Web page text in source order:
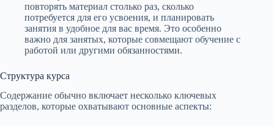
повторять материал столько раз, сколько
потребуется для его усвоения, и планировать
занятия в удобное для вас время. Это особенно
важно для занятых, которые совмещают обучение с
работой или другими обязанностями.
Структура курса
Содержание обычно включает несколько ключевых
разделов, которые охватывают основные аспекты: